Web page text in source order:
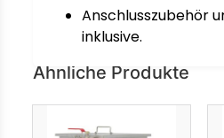
Anschlusszubehör
inklusive.
Ähnliche Produkte